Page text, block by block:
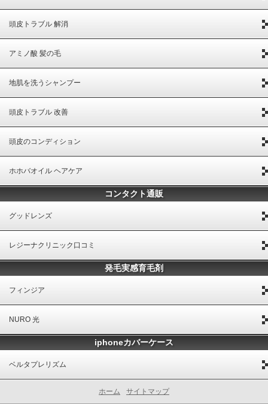
頭皮トラブル 解消
アミノ酸 髪の毛
地肌を洗うシャンプー
頭皮トラブル 改善
頭皮のコンディション
ホホバオイル ヘアケア
コンタクト通販
グッドレンズ
レジーナクリニック口コミ
発毛実感育毛剤
フィンジア
NURO 光
iphoneカバーケース
ベルタプレリズム
ホーム サイトマップ